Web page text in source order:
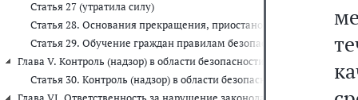
Статья 27 (утратила силу)
Статья 28. Основания прекращения, приостановления действия
Статья 29. Обучение граждан правилам безопасного поведения
Глава V. Контроль (надзор) в области безопасности дорожного
Статья 30. Контроль (надзор) в области безопасности дорожного